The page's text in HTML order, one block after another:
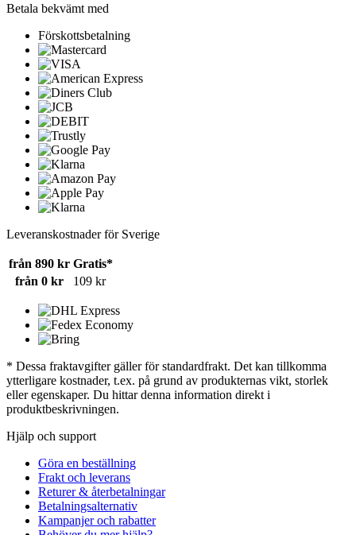
Betala bekvämt med
Förskottsbetalning
Leveranskostnader för Sverige
från 890 kr Gratis*
från 0 kr
109 kr
* Dessa fraktavgifter gäller för standardfrakt. Det kan tillkomma
ytterligare kostnader, t.ex. på grund av produkternas vikt, storlek
eller egenskaper. Du hittar denna information direkt i
produktbeskrivningen.
Hjälp och support
Göra en beställning
Frakt och leverans
Returer & återbetalningar
Betalningsalternativ
Kampanjer och rabatter